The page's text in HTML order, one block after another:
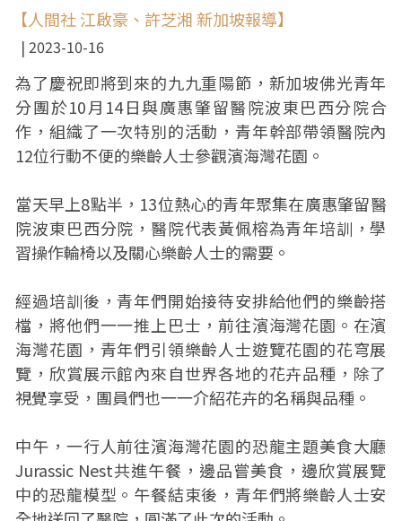
【人間社 江啟豪、許芝湘 新加坡報導】
2023-10-16
為了慶祝即將到來的九九重陽節，新加坡佛光青年
分團於10月14日與廣惠肇留醫院波東巴西分院合
作，組織了一次特別的活動，青年幹部帶領醫院內
12位行動不便的樂齡人士參觀濱海灣花園。
當天早上8點半，13位熱心的青年聚集在廣惠肇留醫
院波東巴西分院，醫院代表黃佩榕為青年培訓，學
習操作輪椅以及關心樂齡人士的需要。
經過培訓後，青年們開始接待安排給他們的樂齡搭
檔，將他們一一推上巴士，前往濱海灣花園。在濱
海灣花園，青年們引領樂齡人士遊覽花園的花穹展
覽，欣賞展示館內來自世界各地的花卉品種，除了
視覺享受，團員們也一一介紹花卉的名稱與品種。
中午，一行人前往濱海灣花園的恐龍主題美食大廳
Jurassic Nest共進午餐，邊品嘗美食，邊欣賞展覽
中的恐龍模型。午餐結束後，青年們將樂齡人士安